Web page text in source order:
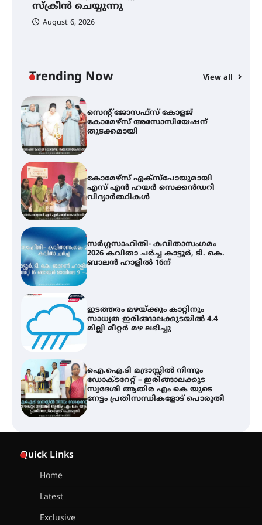
സ്‌ക്രീൻ ചെയ്യുന്നു
August 6, 2026
Trending Now View all
നേട്ടം പ്രതിസന്ധികളോട് പൊരുതി
വെള്ളിയാഴ്ച സ്‌ക്രീൻ ചെയ്യുന്നു
സെന്റ് ജോസഫ്സ് കോളജ്
കോമേഴ്‌സ് അസോസിയേഷന്
തുടക്കമായി
കോമേഴ്സ് എക്സ്പോയുമായി
എസ് എൻ ഹയർ സെക്കൻഡറി
വിദ്യാർത്ഥികൾ
സർഗ്ഗസാഹിതി- കവിതാസംഗമം
2026 കവിതാ ചർച്ച കാട്ടൂർ, ടി. കെ.
ബാലൻ ഹാളിൽ 16ന്
ഇടത്തരം മഴയ്ക്കും കാറ്റിനും
സാധ്യത ഇരിങ്ങാലക്കുടയിൽ 4.4
മില്ലി മീറ്റർ മഴ ലഭിച്ചു
ഐ.ഐ.ടി മദ്രാസ്സിൽ നിന്നും
ഡോക്ടറേറ്റ് – ഇരിങ്ങാലക്കുട
സ്വദേശി ആതിര എം കെ യുടെ
നേട്ടം പ്രതിസന്ധികളോട് പൊരുതി
Quick Links
Home
Latest
Exclusive